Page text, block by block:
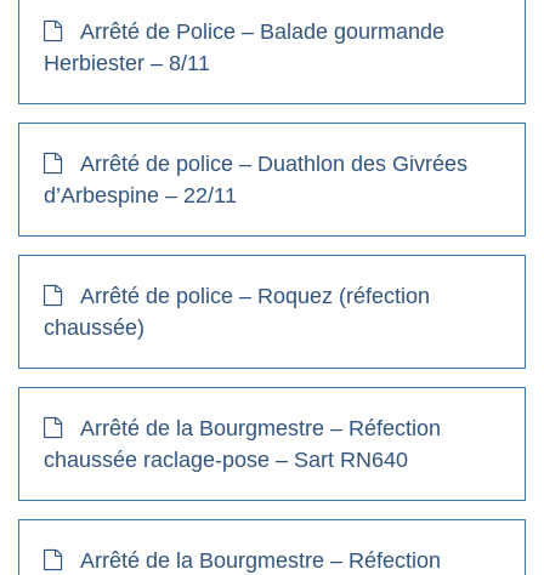
Arrêté de Police – Balade gourmande
Herbiester – 8/11
Arrêté de police – Duathlon des Givrées
d’Arbespine – 22/11
Arrêté de police – Roquez (réfection
chaussée)
Arrêté de la Bourgmestre – Réfection
chaussée raclage-pose – Sart RN640
Arrêté de la Bourgmestre – Réfection